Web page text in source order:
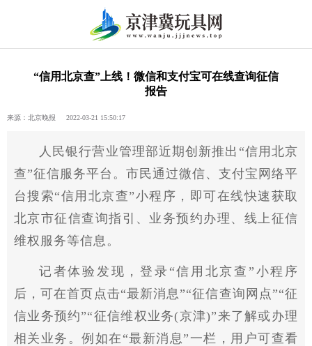
“信用北京查”上线！微信和支付宝可在线查询征信
报告
来源：北京晚报 2022-03-21 15:50:17
人民银行营业管理部近期创新推出“信用北京
查”征信服务平台。市民通过微信、支付宝网络平
台搜索“信用北京查”小程序，即可在线快速获取
北京市征信查询指引、业务预约办理、线上征信
维权服务等信息。
记者体验发现，登录“信用北京查”小程序
后，可在首页点击“最新消息”“征信查询网点”“征
信业务预约”“征信维权业务(京津)”来了解或办理
相关业务。例如在“最新消息”一栏，用户可查看